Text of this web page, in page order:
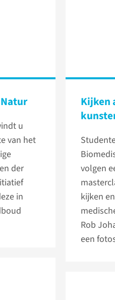
u
van het
der
in
Kijken
volgen
kijken
Rob
een